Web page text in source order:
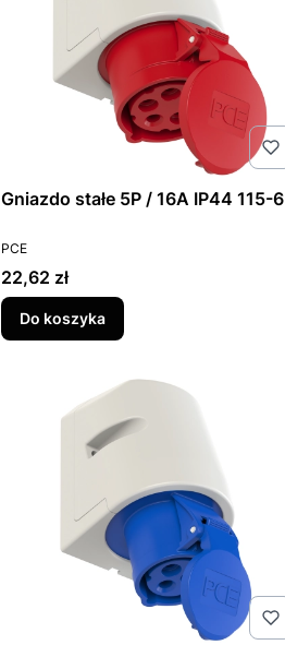
Gniazdo stałe 5P / 16A IP44 115-6
PRODUCENT
PCE
Cena
22,62 zł
Do koszyka